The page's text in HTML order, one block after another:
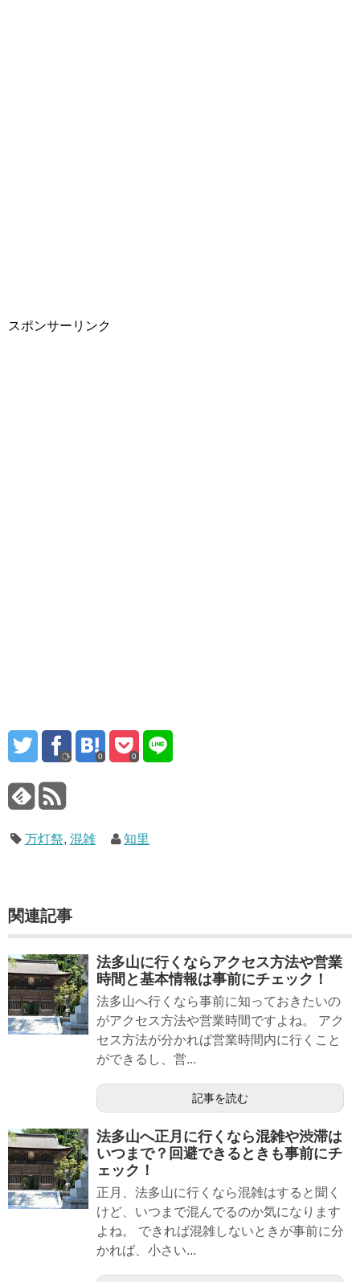
スポンサーリンク
0 0
万灯祭, 混雑 知里
関連記事
法多山に行くならアクセス方法や営業
時間と基本情報は事前にチェック！
法多山へ行くなら事前に知っておきたいの
がアクセス方法や営業時間ですよね。 アク
セス方法が分かれば営業時間内に行くこと
ができるし、営...
記事を読む
法多山へ正月に行くなら混雑や渋滞は
いつまで？回避できるときも事前にチ
ェック！
正月、法多山に行くなら混雑はすると聞く
けど、いつまで混んでるのか気になります
よね。 できれば混雑しないときが事前に分
かれば、小さい...